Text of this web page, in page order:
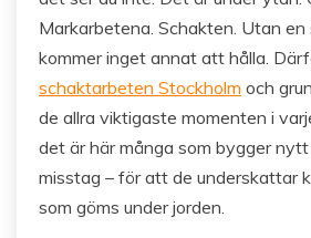
Markarbetena. Schakten. Utan en
kommer inget annat att hålla.
schaktarbeten Stockholm och
de allra viktigaste momenten i
det är här många som bygger
misstag – för att de underskattar
som göms under jorden.